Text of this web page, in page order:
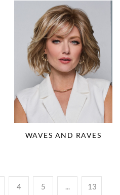
WAVES AND RAVES
4 5 ... 13